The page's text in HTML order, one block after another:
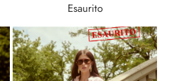
Esaurito